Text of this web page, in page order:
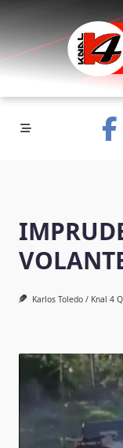
Skip
content
Karlos Toledo / Knal 4